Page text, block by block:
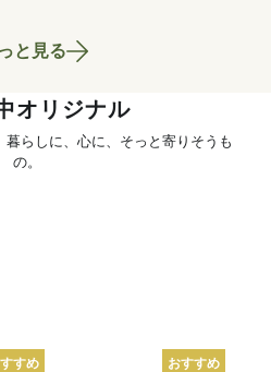
と見る
オリジナル
らしに、心に、そっと寄りそうも
の。
すめ おすすめ